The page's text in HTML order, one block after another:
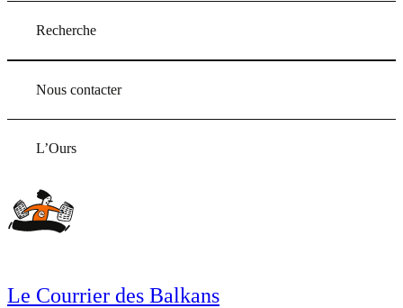
Recherche
Nous contacter
L’Ours
Le Courrier des Balkans